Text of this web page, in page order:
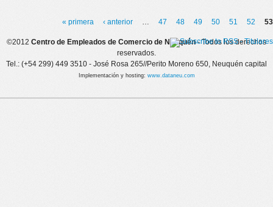
« primera ‹ anterior … 47 48 49 50 51 52 53
©2012 Centro de Empleados de Comercio de Neuquén- Todos los derechos
reservados.
Tel.: (+54 299) 449 3510 - José Rosa 265//Perito Moreno 650, Neuquén capital
Implementación y hosting: www.dataneu.com